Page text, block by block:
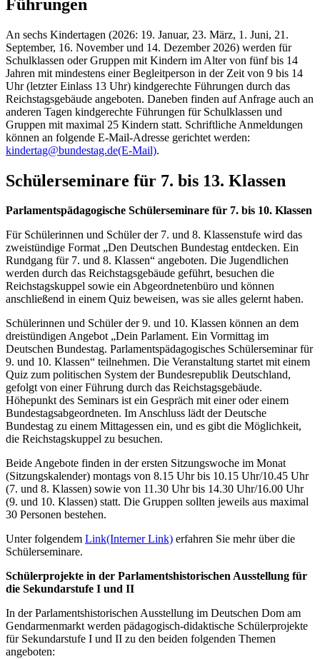
Führungen
An sechs Kindertagen (2026: 19. Januar, 23. März, 1. Juni, 21.
September, 16. November und 14. Dezember 2026) werden für
Schulklassen oder Gruppen mit Kindern im Alter von fünf bis 14
Jahren mit mindestens einer Begleitperson in der Zeit von 9 bis 14
Uhr (letzter Einlass 13 Uhr) kindgerechte Führungen durch das
Reichstagsgebäude angeboten. Daneben finden auf Anfrage auch an
anderen Tagen kindgerechte Führungen für Schulklassen und
Gruppen mit maximal 25 Kindern statt. Schriftliche Anmeldungen
können an folgende E-Mail-Adresse gerichtet werden:
kindertag@bundestag.de(E-Mail).
Schülerseminare für 7. bis 13. Klassen
Parlamentspädagogische Schülerseminare für 7. bis 10. Klassen
Für Schülerinnen und Schüler der 7. und 8. Klassenstufe wird das
zweistündige Format „Den Deutschen Bundestag entdecken. Ein
Rundgang für 7. und 8. Klassen“ angeboten. Die Jugendlichen
werden durch das Reichstagsgebäude geführt, besuchen die
Reichstagskuppel sowie ein Abgeordnetenbüro und können
anschließend in einem Quiz beweisen, was sie alles gelernt haben.
Schülerinnen und Schüler der 9. und 10. Klassen können an dem
dreistündigen Angebot „Dein Parlament. Ein Vormittag im
Deutschen Bundestag. Parlamentspädagogisches Schülerseminar für
9. und 10. Klassen“ teilnehmen. Die Veranstaltung startet mit einem
Quiz zum politischen System der Bundesrepublik Deutschland,
gefolgt von einer Führung durch das Reichstagsgebäude.
Höhepunkt des Seminars ist ein Gespräch mit einer oder einem
Bundestagsabgeordneten. Im Anschluss lädt der Deutsche
Bundestag zu einem Mittagessen ein, und es gibt die Möglichkeit,
die Reichstagskuppel zu besuchen.
Beide Angebote finden in der ersten Sitzungswoche im Monat
(Sitzungskalender) montags von 8.15 Uhr bis 10.15 Uhr/10.45 Uhr
(7. und 8. Klassen) sowie von 11.30 Uhr bis 14.30 Uhr/16.00 Uhr
(9. und 10. Klassen) statt. Die Gruppen sollten jeweils aus maximal
30 Personen bestehen.
Unter folgendem Link(Interner Link) erfahren Sie mehr über die
Schülerseminare.
Schülerprojekte in der Parlamentshistorischen Ausstellung für
die Sekundarstufe I und II
In der Parlamentshistorischen Ausstellung im Deutschen Dom am
Gendarmenmarkt werden pädagogisch-didaktische Schülerprojekte
für Sekundarstufe I und II zu den beiden folgenden Themen
angeboten: